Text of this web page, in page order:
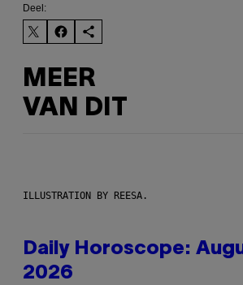
Deel:
MEER
VAN DIT
ILLUSTRATION BY REESA.
Daily Horoscope:
2026